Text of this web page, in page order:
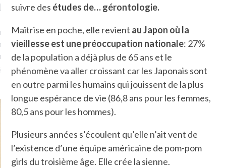
ARCACHON
je t'aime, my little bassin
comment ? "
je ne parle presque que
suivre des études de… gérontologie.
Maîtrise en poche, elle revient au Japon où la
vieillesse est une préoccupation nationale: 27%
de la population a déjà plus de 65 ans et le
phénomène va aller croissant car les Japonais sont
en outre parmi les humains qui jouissent de la plus
longue espérance de vie (86,8 ans pour les femmes,
80,5 ans pour les hommes).
Plusieurs années s’écoulent qu’elle n’ait vent de
l’existence d’une équipe américaine de pom-pom
girls du troisième âge. Elle crée la sienne.